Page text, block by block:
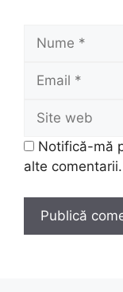
Nume
Email
Site
web
Notifică-mă
alte comentarii.